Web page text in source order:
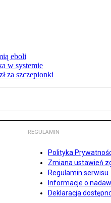
eboli
w systemie
za szczepionki
REGULAMIN
Polityka
Zmiana ustawień
Regulamin serwisu
Informacje o
Deklaracja